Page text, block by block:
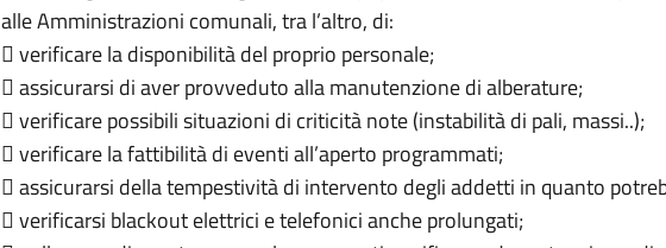
alle Amministrazioni comunali, tra l’altro, di:
 verificare la disponibilità del proprio personale;
 assicurarsi di aver provveduto alla manutenzione di alberature;
 verificare possibili situazioni di criticità note (instabilità di pali, massi..);
 verificare la fattibilità di eventi all’aperto programmati;
 assicurarsi della tempestività di intervento degli addetti in quanto
 verificarsi blackout elettrici e telefonici anche prolungati;